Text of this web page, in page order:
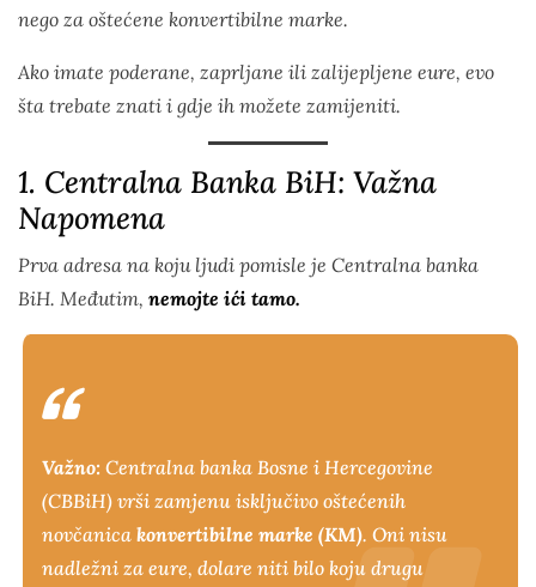
nego za oštećene konvertibilne marke.
Ako imate poderane, zaprljane ili zalijepljene eure, evo
šta trebate znati i gdje ih možete zamijeniti.
1. Centralna Banka BiH: Važna
Napomena
Prva adresa na koju ljudi pomisle je Centralna banka
BiH. Međutim, nemojte ići tamo.
Važno: Centralna banka Bosne i Hercegovine
(CBBiH) vrši zamjenu isključivo oštećenih
novčanica konvertibilne marke (KM). Oni nisu
nadležni za eure, dolare niti bilo koju drugu